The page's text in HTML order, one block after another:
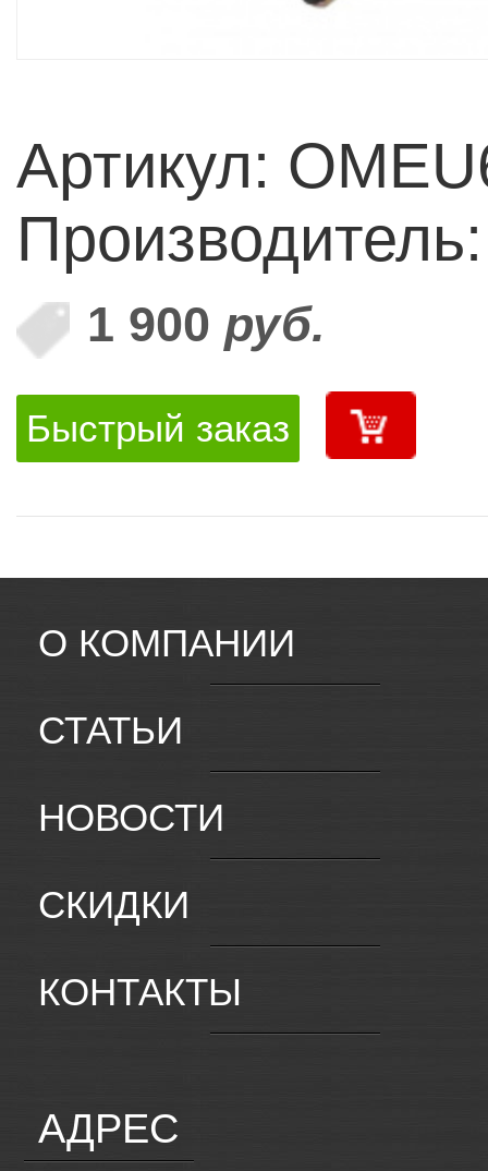
Артикул:
1 900 руб.
Быстрый заказ
О КОМПАНИИ
СТАТЬИ
НОВОСТИ
СКИДКИ
КОНТАКТЫ
АДРЕС